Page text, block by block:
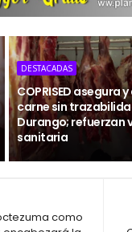
DESTACADAS
COPRISED asegura
carne sin
Durango; refuerzan
sanitaria
como